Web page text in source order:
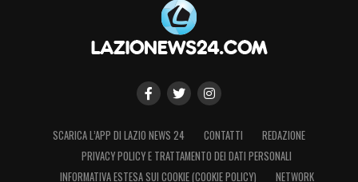
SCARICA L’APP DI LAZIO NEWS 24 CONTATTI
REDAZIONE
PRIVACY POLICY E TRATTAMENTO DEI DATI PERSONALI
INFORMATIVA ESTESA SUI COOKIE (COOKIE POLICY)
NETWORK